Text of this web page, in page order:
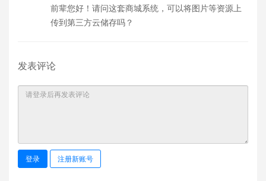
前辈您好！请问这套商城系统，可以将图片等资源上
传到第三方云储存吗？
发表评论
登录 注册新账号